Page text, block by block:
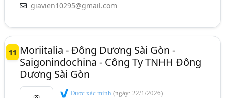
giavien10295@gmail.com
11 Moriitalia - Đông Dương Sài Gòn -
Saigonindochina - Công Ty TNHH Đông
Dương Sài Gòn
Được xác minh(ngày: 22/1/2026)